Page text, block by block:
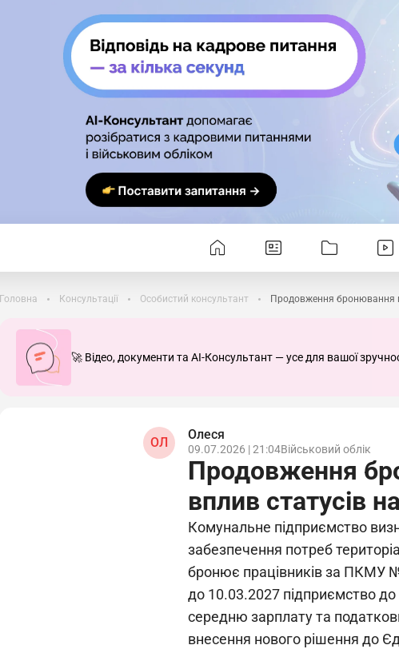
Головна Консультації Особистий консультант Продовження бронювання
🚀 Відео, документи та AI-Консультант — усе для вашої
ОЛ
Олеся
09.07.2026 | 21:04Військовий облік
Продовження
вплив статусів
Комунальне підприємство
забезпечення потреб
бронює працівників за ПКМУ
до 10.03.2027 підприємство
середню зарплату та
внесення нового рішення до